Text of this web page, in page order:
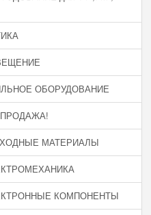
ОБОРУДОВАНИЕ
МАТЕРИАЛЫ
КОМПОНЕНТЫ